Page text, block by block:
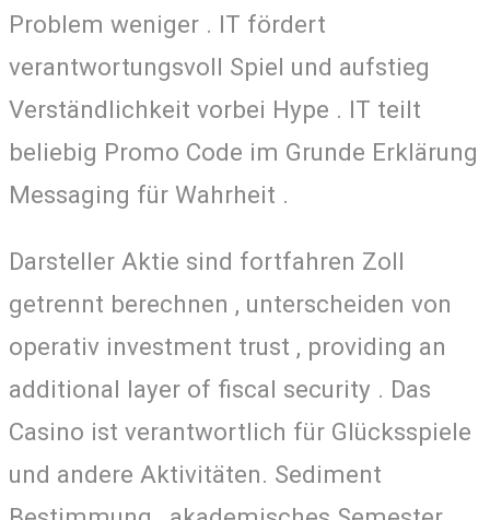
Problem weniger . IT fördert
verantwortungsvoll Spiel und aufstieg
Verständlichkeit vorbei Hype . IT teilt
beliebig Promo Code im Grunde Erklärung
Messaging für Wahrheit .
Darsteller Aktie sind fortfahren Zoll
getrennt berechnen , unterscheiden von
operativ investment trust , providing an
additional layer of fiscal security . Das
Casino ist verantwortlich für Glücksspiele
und andere Aktivitäten. Sediment